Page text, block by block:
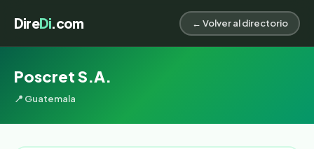
DireDi.com ← Volver al directorio
Poscret S.A.
📍 Guatemala